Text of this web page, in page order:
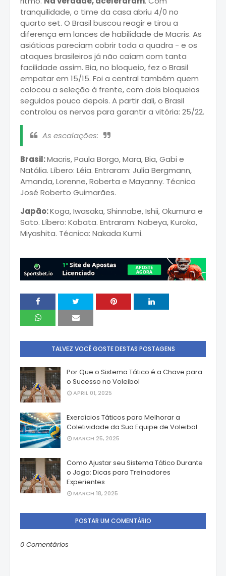
tranquilidade, o time da casa abriu 4/0 no
quarto set. O Brasil buscou reagir e tirou a
diferença em lances de habilidade de Macris. As
asiáticas pareciam cobrir toda a quadra - e os
ataques brasileiros já não caíam com tanta
facilidade assim. Bia, no bloqueio, fez o Brasil
empatar em 15/15. Foi a central também quem
colocou a seleção à frente, com dois bloqueios
seguidos pouco depois. A partir dali, o Brasil
controlou os nervos para garantir a vitória: 25/22.
As escalações:
Brasil:Macris, Paula Borgo, Mara, Bia, Gabi e
Natália. Líbero: Léia. Entraram: Julia Bergmann,
Amanda, Lorenne, Roberta e Mayanny. Técnico
José Roberto Guimarães.
Japão:Koga, Iwasaka, Shinnabe, Ishii, Okumura e
Sato. Líbero: Kobata. Entraram: Nabeya, Kuroko,
Miyashita. Técnica: Nakada Kumi.
TALVEZ VOCÊ GOSTE DESTAS POSTAGENS
Por Que o Sistema Tático é a Chave para
o Sucesso no Voleibol
APRIL 01, 2025
Exercícios Táticos para Melhorar a
Coletividade da Sua Equipe de Voleibol
MARCH 25, 2025
Como Ajustar seu Sistema Tático Durante
o Jogo: Dicas para Treinadores
Experientes
MARCH 18, 2025
POSTAR UM COMENTÁRIO
0 Comentários